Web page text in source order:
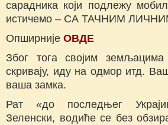
сарадника који подлежу
истичемо – СА ТАЧНИМ
Опширније ОВДЕ
Због тога својим
скривају, иду на одмор итд.
ваша замка.
Рат «до последњег
Зеленски, водиће се без